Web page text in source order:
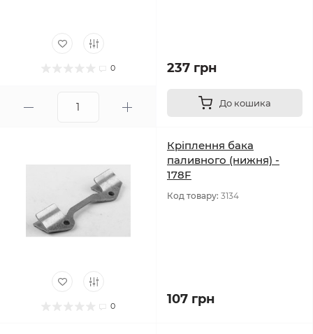
0 237 грн
До кошика
0
Кріплення бака
паливного (нижня) -
178F
Код товару: 3134
107 грн